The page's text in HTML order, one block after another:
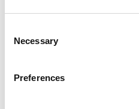
Necessary
Preferences